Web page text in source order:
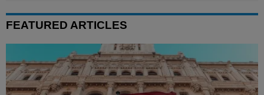
FEATURED ARTICLES